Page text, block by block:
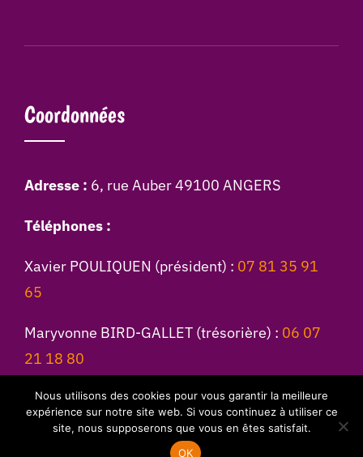
Coordonnées
Adresse : 6, rue Auber 49100 ANGERS
Téléphones :
Xavier POULIQUEN (président) : 07 81 35 91
65
Maryvonne BIRD-GALLET (trésorière) : 06 07
21 18 80
Jean AMY :09 80 83 15 29
Nous utilisons des cookies pour vous garantir la meilleure
expérience sur notre site web. Si vous continuez à utiliser ce
site, nous supposerons que vous en êtes satisfait.
OK